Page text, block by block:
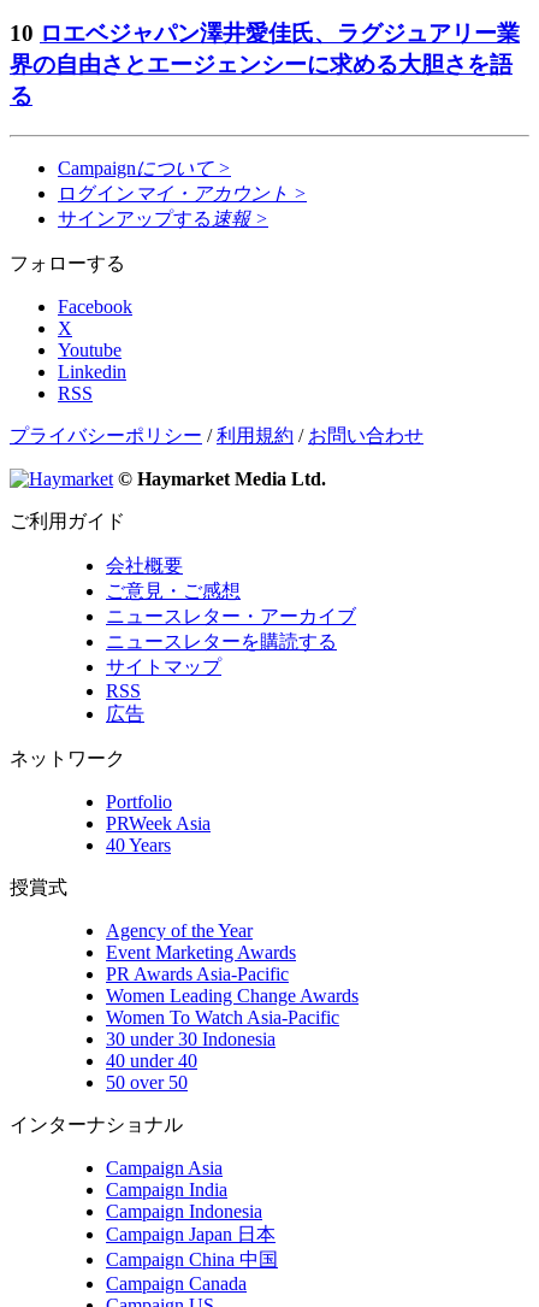
10 ロエベジャパン澤井愛佳氏、ラグジュアリー業
界の自由さとエージェンシーに求める大胆さを語
る
Campaignについて >
ログイン マイ・アカウント >
サインアップする 速報 >
フォローする
Facebook
X
Youtube
Linkedin
RSS
プライバシーポリシー /利用規約 / お問い合わせ
© Haymarket Media Ltd.
ご利用ガイド
会社概要
ご意見・ご感想
ニュースレター・アーカイブ
ニュースレターを購読する
サイトマップ
RSS
広告
ネットワーク
Portfolio
PRWeek Asia
40 Years
授賞式
Agency of the Year
Event Marketing Awards
PR Awards Asia-Pacific
Women Leading Change Awards
Women To Watch Asia-Pacific
30 under 30 Indonesia
40 under 40
50 over 50
インターナショナル
Campaign Asia
Campaign India
Campaign Indonesia
Campaign Japan 日本
Campaign China 中国
Campaign Canada